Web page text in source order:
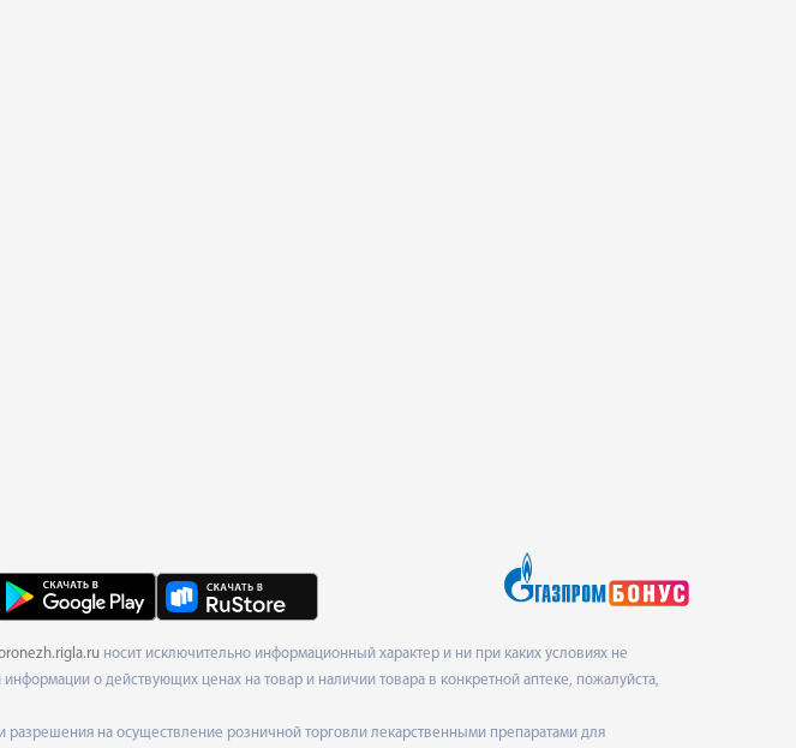
носит исключительно информационный характер и ни при каких условиях не
о действующих ценах на товар и наличии товара в конкретной аптеке, пожалуйста,
на осуществление розничной торговли лекарственными препаратами для